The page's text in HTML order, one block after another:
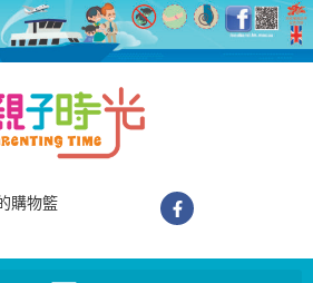
購物籃